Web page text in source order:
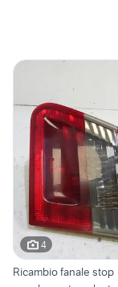
4
Ricambio fanale stop